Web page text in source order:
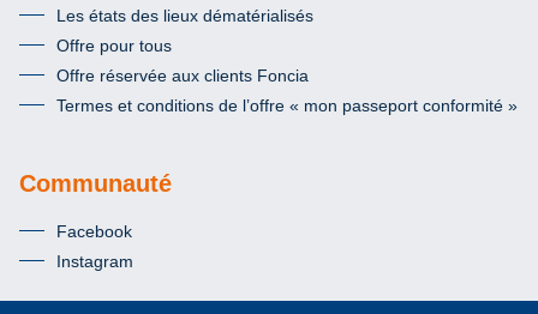
Les états des lieux dématérialisés
Offre pour tous
Offre réservée aux clients Foncia
Termes et conditions de l’offre « mon passeport conformité »
Communauté
Facebook
Instagram